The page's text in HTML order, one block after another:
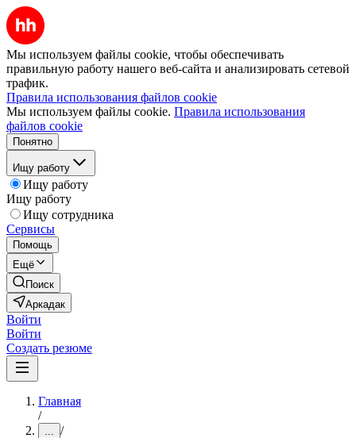
Мы используем файлы cookie, чтобы обеспечивать
правильную работу нашего веб-сайта и анализировать сетевой
трафик.
Правила использования файлов cookie
Мы используем файлы cookie. Правила использования
файлов cookie
Понятно
Ищу работу
Ищу работу
Ищу работу
Ищу сотрудника
Сервисы
Помощь
Ещё
Поиск
Аркадак
Войти
Войти
Создать резюме
Главная
/
... /